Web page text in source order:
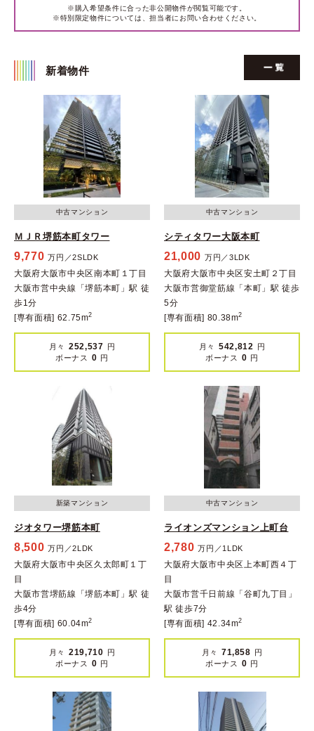
※購入希望条件に合った非公開物件が閲覧可能です。
※特別限定物件については、担当者にお問い合わせください。
新着物件
中古マンション
ＭＪＲ堺筋本町タワー
9,770 万円／2SLDK
大阪府大阪市中央区南本町１丁目
大阪市営中央線「堺筋本町」駅 徒
歩1分
[専有面積] 62.75m2
月々 252,537 円
ボーナス
0 円
中古マンション
シティタワー大阪本町
21,000 万円／3LDK
大阪府大阪市中央区安土町２丁目
大阪市営御堂筋線「本町」駅 徒歩
5分
[専有面積] 80.38m2
月々 542,812
円
ボーナス
0 円
新築マンション
ジオタワー堺筋本町
8,500 万円／2LDK
大阪府大阪市中央区久太郎町１丁
目
大阪市営堺筋線「堺筋本町」駅 徒
歩4分
[専有面積] 60.04m2
月々 219,710 円
ボーナス
0 円
中古マンション
ライオンズマンション上町台
2,780 万円／1LDK
大阪府大阪市中央区上本町西４丁
目
大阪市営千日前線「谷町九丁目」
駅 徒歩7分
[専有面積] 42.34m2
月々 71,858 円
ボーナス
0 円